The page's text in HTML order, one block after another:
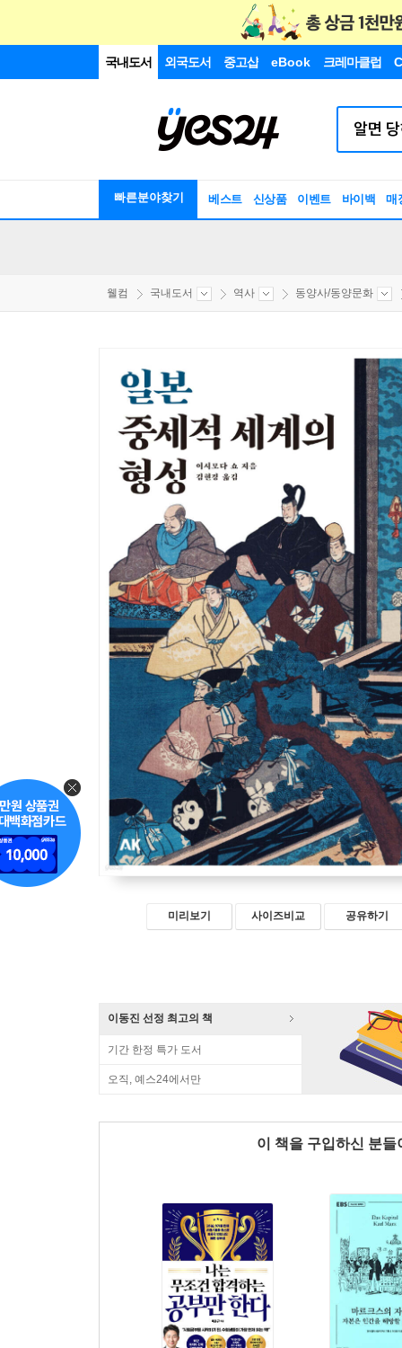
국내도서 외국도서 중고샵 eBook 크레마클럽
빠른분야찾기 베스트 신상품 이벤트 바이백 매
웰컴 국내도서 역사 동양사/동양문화
미리보기 사이즈비교 공유하기
이동진 선정 최고의 책
기간 한정 특가 도서
오직, 예스24에서만
이 책을 구입하신 분